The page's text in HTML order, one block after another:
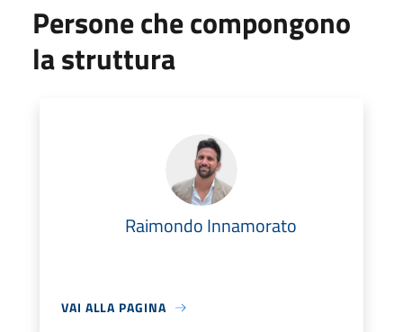
Persone che compongono
la struttura
Raimondo Innamorato
VAI ALLA PAGINA